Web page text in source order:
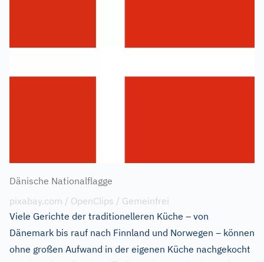
Dänische Nationalflagge
pixabay.com / OpenClips / Gemeinfrei
Viele Gerichte der traditionelleren Küche – von
Dänemark bis rauf nach Finnland und Norwegen – können
ohne großen Aufwand in der eigenen Küche nachgekocht